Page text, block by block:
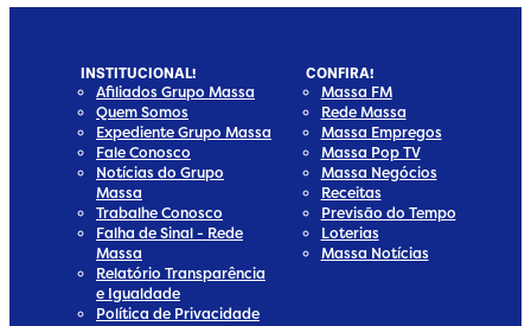
INSTITUCIONAL!
Afiliados Grupo Massa
Quem Somos
Expediente Grupo Massa
Fale Conosco
Notícias do Grupo
Massa
Trabalhe Conosco
Falha de Sinal - Rede
Massa
Relatório Transparência
e Igualdade
Política de Privacidade
CONFIRA!
Massa FM
Rede Massa
Massa Empregos
Massa Pop TV
Massa Negócios
Receitas
Previsão do Tempo
Loterias
Massa Notícias